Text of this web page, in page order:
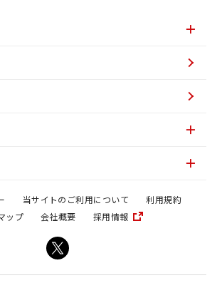
当サイトのご利用について
利用規約
ップ
会社概要 採用情報